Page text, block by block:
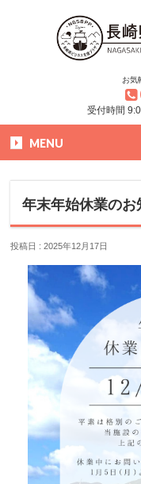
お気
受付時間
MENU
年末年始休業の
投稿日 : 2025年12月17日